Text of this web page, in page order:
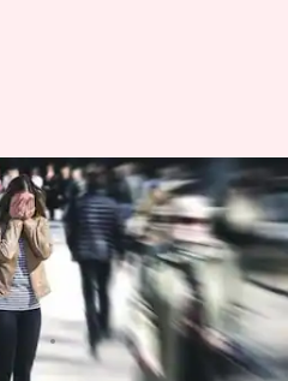
శరీరం
అనిపిస్తుందా? ఇది
2023 02:54 pm